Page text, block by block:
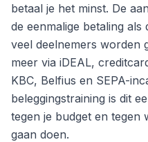
betaal je het minst. De
de eenmalige betaling
veel deelnemers worden
meer via iDEAL,
KBC, Belfius en SEPA-
beleggingstraining is dit
tegen je budget en tegen
gaan doen.